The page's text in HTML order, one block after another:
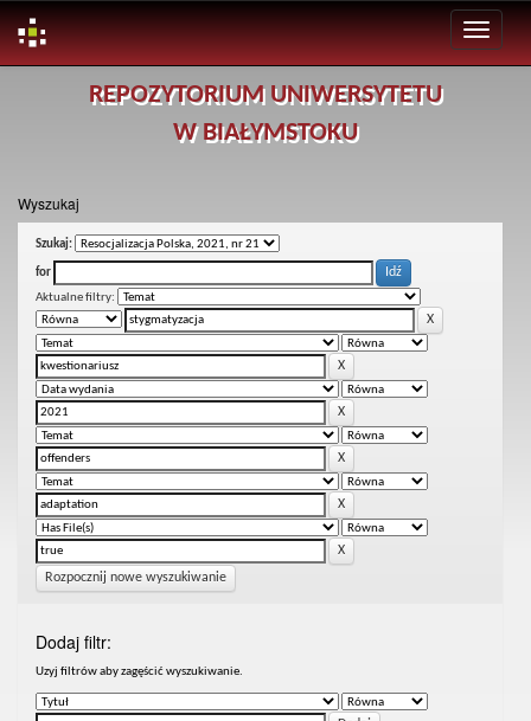
REPOZYTORIUM UNIWERSYTETU
W BIAŁYMSTOKU
Wyszukaj
Szukaj:
for
Aktualne filtry:
Rozpocznij nowe wyszukiwanie
Dodaj filtr:
Uzyj filtrów aby zagęścić wyszukiwanie.